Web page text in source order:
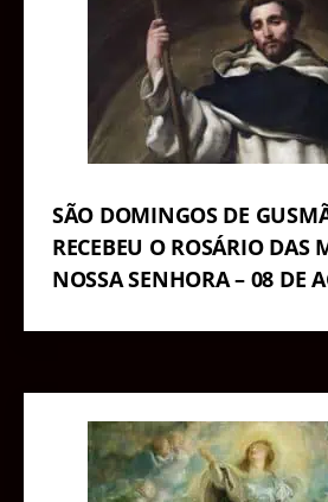
SÃO DOMINGOS DE
RECEBEU O ROSÁRIO DAS
NOSSA SENHORA – 08 DE